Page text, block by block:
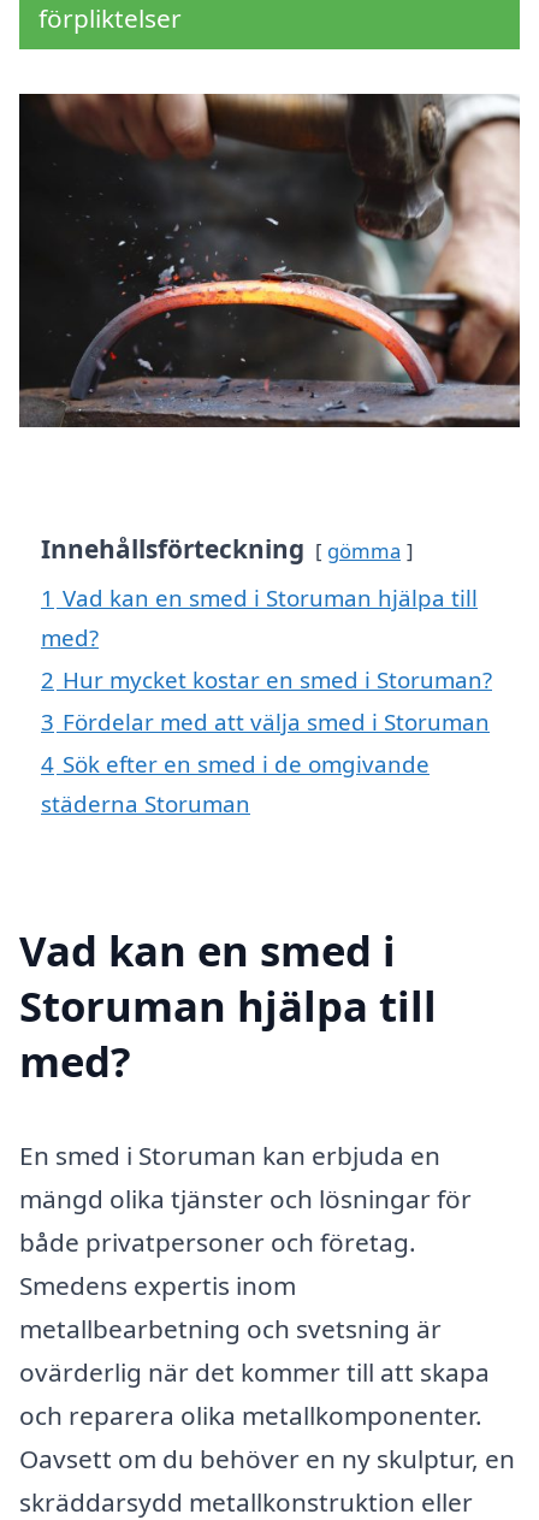
förpliktelser
Innehållsförteckning gömma
1 Vad kan en smed i Storuman hjälpa till
med?
2 Hur mycket kostar en smed i Storuman?
3 Fördelar med att välja smed i Storuman
4 Sök efter en smed i de omgivande
städerna Storuman
Vad kan en smed i
Storuman hjälpa till
med?
En smed i Storuman kan erbjuda en
mängd olika tjänster och lösningar för
både privatpersoner och företag.
Smedens expertis inom
metallbearbetning och svetsning är
ovärderlig när det kommer till att skapa
och reparera olika metallkomponenter.
Oavsett om du behöver en ny skulptur, en
skräddarsydd metallkonstruktion eller